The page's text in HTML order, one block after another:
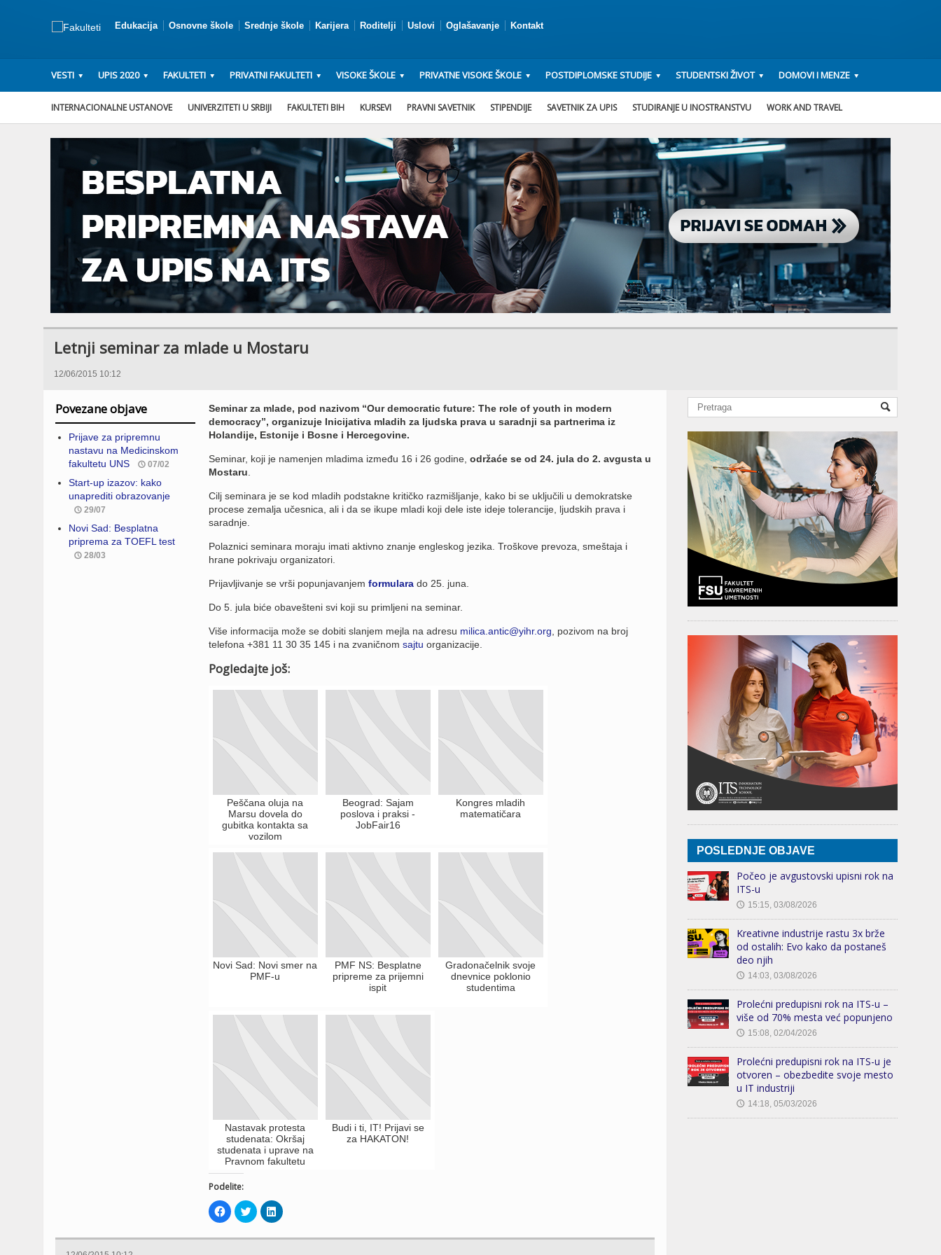
Edukacija Osnovne škole Srednje škole Karijera Roditelji Uslovi Oglašavanje Kontakt
VESTI UPIS 2020 FAKULTETI PRIVATNI FAKULTETI VISOKE ŠKOLE PRIVATNE VISOKE ŠKOLE POSTDIPLOMSKE STUDIJE STUDENTSKI ŽIVOT DOMOVI I MENZE
INTERNACIONALNE USTANOVE UNIVERZITETI U SRBIJI FAKULTETI BIH KURSEVI PRAVNI SAVETNIK STIPENDIJE SAVETNIK ZA UPIS STUDIRANJE U INOSTRANSTVU WORK AND TRAVEL
Letnji seminar za mlade u Mostaru
12/06/2015 10:12
Povezane objave
Prijave za pripremnu
nastavu na Medicinskom
fakultetu UNS
07/02
Start-up izazov: kako
unaprediti obrazovanje
29/07
Novi Sad: Besplatna
priprema za TOEFL test
28/03
Seminar za mlade, pod nazivom “Our democratic future: The role of youth in modern
democracy”, organizuje Inicijativa mladih za ljudska prava u saradnji sa partnerima iz
Holandije, Estonije i Bosne i Hercegovine.
Seminar, koji je namenjen mladima između 16 i 26 godine, održaće se od 24. jula do 2. avgusta u
Mostaru
Cilj seminara je se kod mladih podstakne kritičko razmišljanje, kako bi se uključili u demokratske
procese zemalja učesnica, ali i da se ikupe mladi koji dele iste ideje tolerancije, ljudskih prava i
saradnje.
Polaznici seminara moraju imati aktivno znanje engleskog jezika. Troškove prevoza, smeštaja i
hrane pokrivaju organizatori.
Prijavljivanje se vrši popunjavanjem formularado 25. juna.
Do 5. jula biće obavešteni svi koji su primljeni na seminar.
Više informacija može se dobiti slanjem mejla na adresu milica.antic@yihr.org , pozivom na broj
telefona +381 11 30 35 145 i na zvaničnom sajtu organizacije.
Pogledajte još:
Peščana oluja na
Marsu dovela do
gubitka kontakta sa
vozilom
Beograd: Sajam
poslova i praksi -
JobFair16
Kongres mladih
matematičara
Novi Sad: Novi smer na
PMF-u
PMF NS: Besplatne
pripreme za prijemni
ispit
Gradonačelnik svoje
dnevnice poklonio
studentima
Nastavak protesta
studenata: Okršaj
studenata i uprave na
Pravnom fakultetu
Budi i ti, IT! Prijavi se
za HAKATON!
Podelite:
Click
to
share
Facebook
Click
to
share
Twitter
Click
to
LinkedIn
POSLEDNJE OBJAVE
Počeo je avgustovski upisni rok na
ITS-u
🕔 15:15, 03/08/2026
Kreativne industrije rastu 3x brže
od ostalih: Evo kako da postaneš
deo njih
🕔 14:03, 03/08/2026
Prolećni predupisni rok na ITS-u –
više od 70% mesta već popunjeno
🕔 15:08, 02/04/2026
Prolećni predupisni rok na ITS-u je
otvoren – obezbedite svoje mesto
u IT industriji
🕔 14:18, 05/03/2026